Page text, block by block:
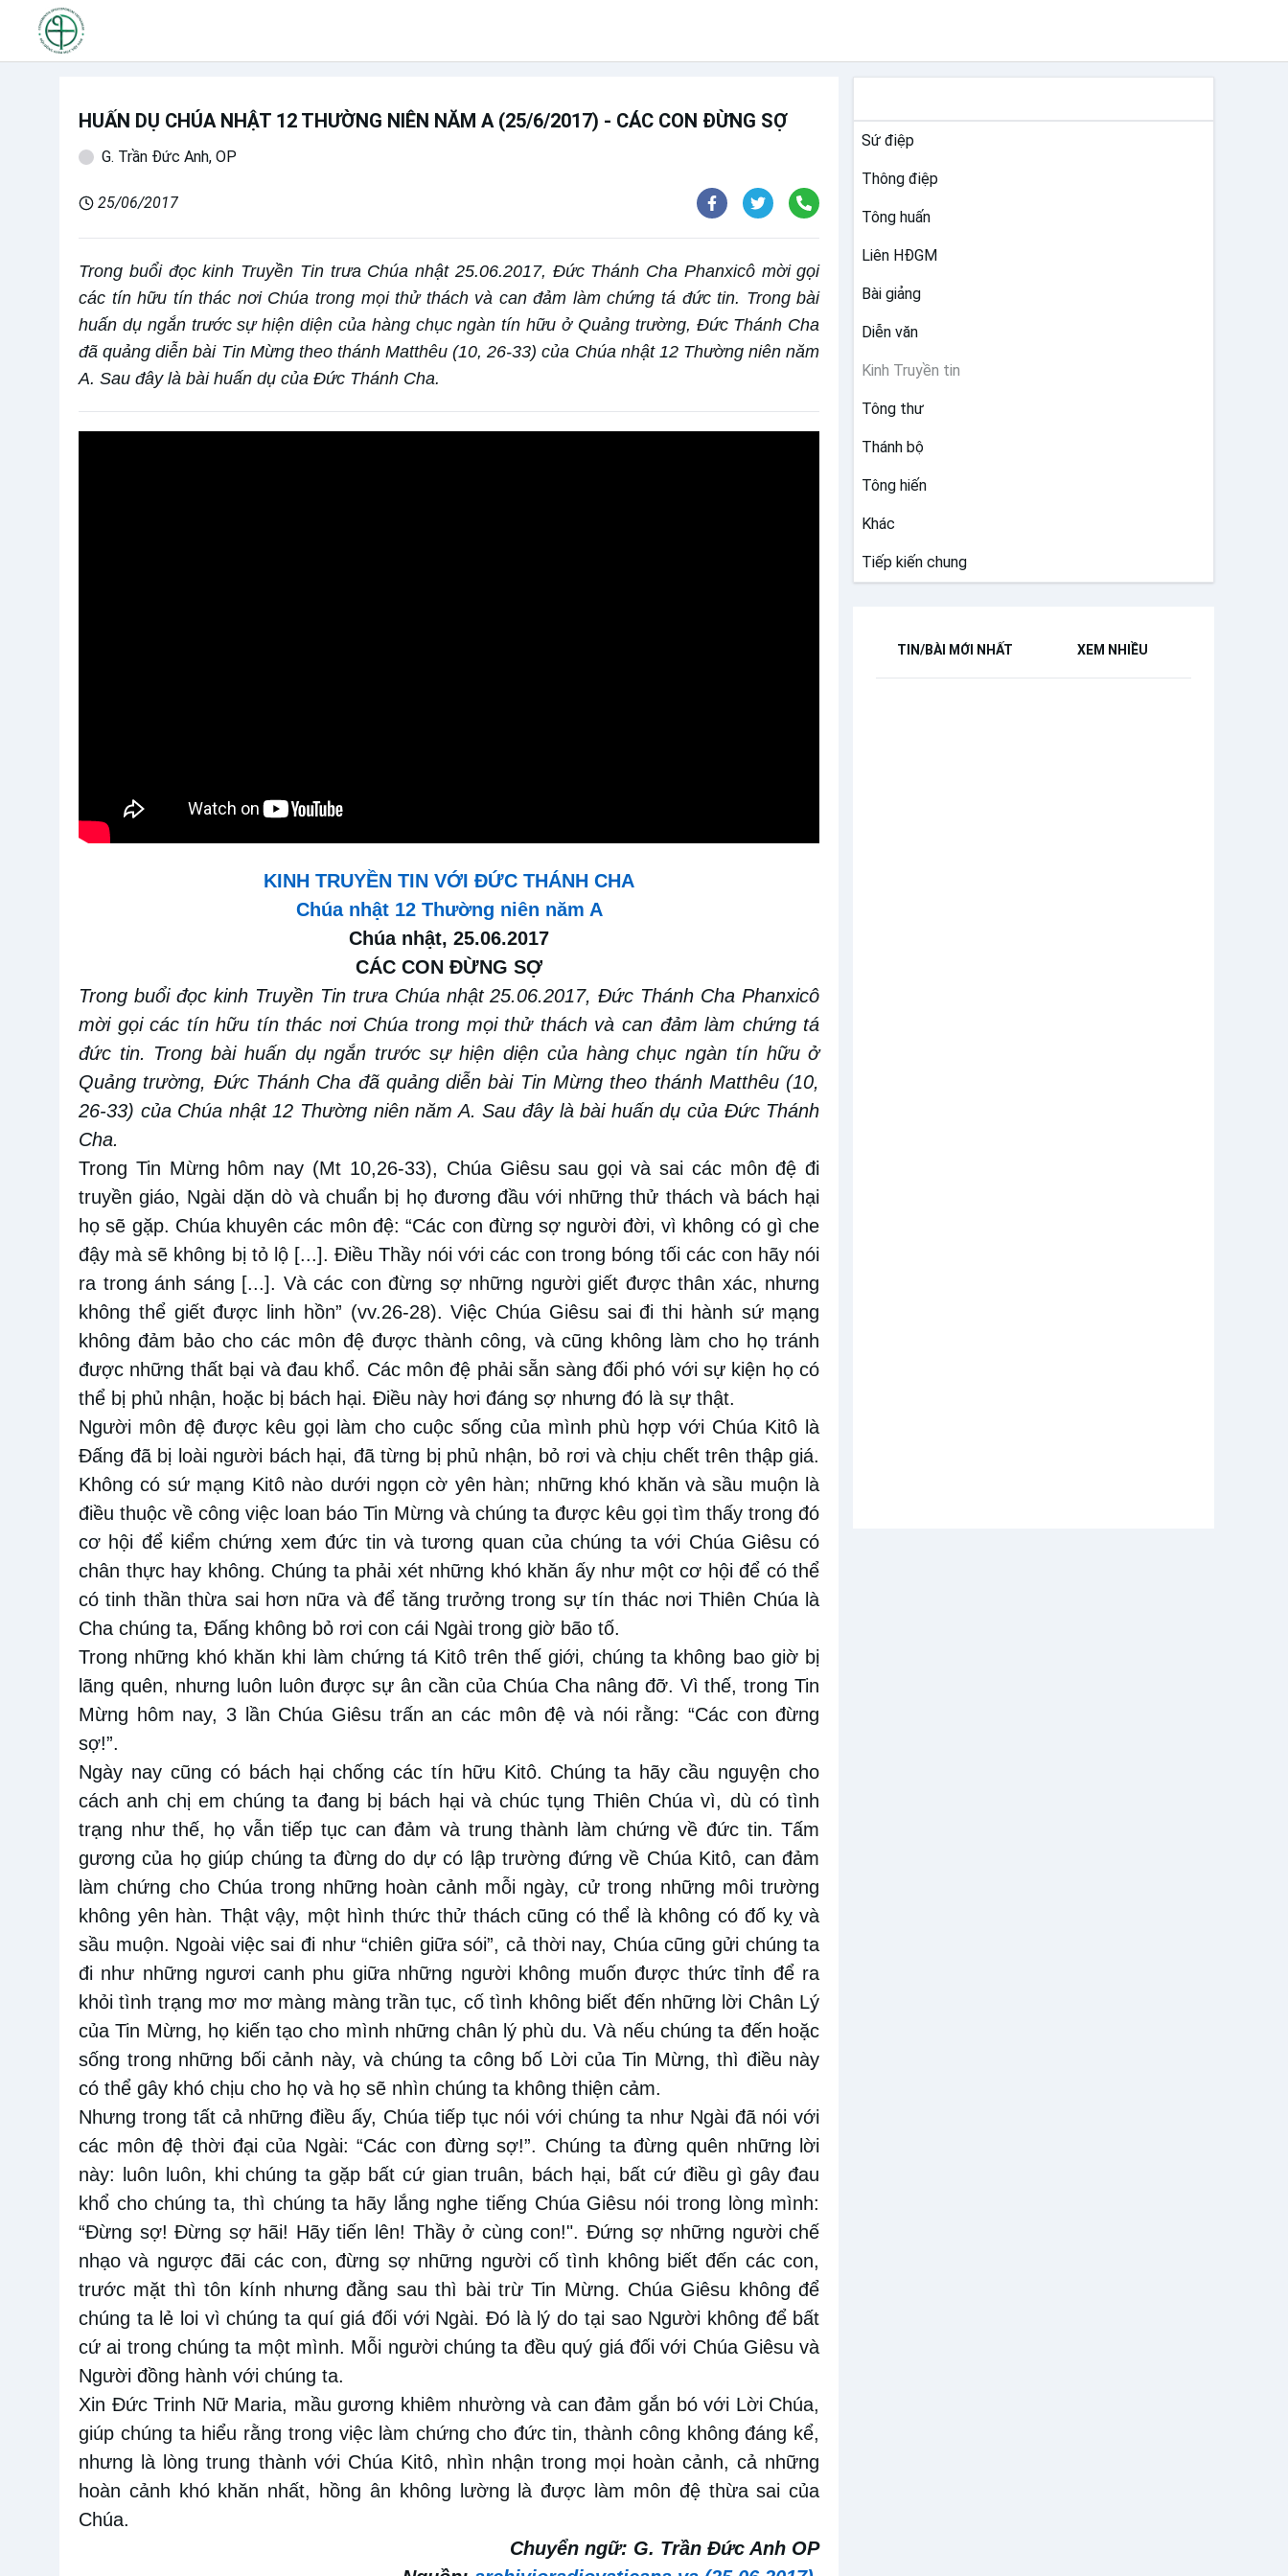
HUẤN DỤ CHÚA NHẬT 12 THƯỜNG NIÊN NĂM A (25/6/2017) - CÁC CON ĐỪNG SỢ
G. Trần Đức Anh, OP
25/06/2017
Trong buổi đọc kinh Truyền Tin trưa Chúa nhật 25.06.2017, Đức Thánh Cha Phanxicô mời gọi
các tín hữu tín thác nơi Chúa trong mọi thử thách và can đảm làm chứng tá đức tin. Trong bài
huấn dụ ngắn trước sự hiện diện của hàng chục ngàn tín hữu ở Quảng trường, Đức Thánh Cha
đã quảng diễn bài Tin Mừng theo thánh Matthêu (10, 26-33) của Chúa nhật 12 Thường niên năm
A. Sau đây là bài huấn dụ của Đức Thánh Cha.
KINH TRUYỀN TIN VỚI ĐỨC THÁNH CHA
Chúa nhật 12 Thường niên năm A
Chúa nhật,25.06.2017
CÁC CON ĐỪNG SỢ
Trong buổi đọc kinh Truyền Tin trưa Chúa nhật 25.06.2017, Đức Thánh Cha Phanxicô
mời gọi các tín hữu tín thác nơi Chúa trong mọi thử thách và can đảm làm chứng tá
đức tin. Trong bài huấn dụ ngắn trước sự hiện diện của hàng chục ngàn tín hữu ở
Quảng trường, Đức Thánh Cha đã quảng diễn bài Tin Mừng theo thánh Matthêu (10,
26-33) của Chúa nhật 12 Thường niên năm A. Sau đây là bài huấn dụ của Đức Thánh
Cha.
Trong Tin Mừng hôm nay (Mt 10,26-33), Chúa Giêsu sau gọi và sai các môn đệ đi
truyền giáo, Ngài dặn dò và chuẩn bị họ đương đầu với những thử thách và bách hại
họ sẽ gặp. Chúa khuyên các môn đệ: “Các con đừng sợ người đời, vì không có gì che
đậy mà sẽ không bị tỏ lộ [...]. Điều Thầy nói với các con trong bóng tối các con hãy nói
ra trong ánh sáng [...]. Và các con đừng sợ những người giết được thân xác, nhưng
không thể giết được linh hồn” (vv.26-28). Việc Chúa Giêsu sai đi thi hành sứ mạng
không đảm bảo cho các môn đệ được thành công, và cũng không làm cho họ tránh
được những thất bại và đau khổ. Các môn đệ phải sẵn sàng đối phó với sự kiện họ có
thể bị phủ nhận, hoặc bị bách hại. Điều này hơi đáng sợ nhưng đó là sự thật.
Người môn đệ được kêu gọi làm cho cuộc sống của mình phù hợp với Chúa Kitô là
Đấng đã bị loài người bách hại, đã từng bị phủ nhận, bỏ rơi và chịu chết trên thập giá.
Không có sứ mạng Kitô nào dưới ngọn cờ yên hàn; những khó khăn và sầu muộn là
điều thuộc về công việc loan báo Tin Mừng và chúng ta được kêu gọi tìm thấy trong đó
cơ hội để kiểm chứng xem đức tin và tương quan của chúng ta với Chúa Giêsu có
chân thực hay không. Chúng ta phải xét những khó khăn ấy như một cơ hội để có thể
có tinh thần thừa sai hơn nữa và để tăng trưởng trong sự tín thác nơi Thiên Chúa là
Cha chúng ta, Đấng không bỏ rơi con cái Ngài trong giờ bão tố.
Trong những khó khăn khi làm chứng tá Kitô trên thế giới, chúng ta không bao giờ bị
lãng quên, nhưng luôn luôn được sự ân cần của Chúa Cha nâng đỡ. Vì thế, trong Tin
Mừng hôm nay, 3 lần Chúa Giêsu trấn an các môn đệ và nói rằng: “Các con đừng
sợ!”.
Ngày nay cũng có bách hại chống các tín hữu Kitô. Chúng ta hãy cầu nguyện cho
cách anh chị em chúng ta đang bị bách hại và chúc tụng Thiên Chúa vì, dù có tình
trạng như thế, họ vẫn tiếp tục can đảm và trung thành làm chứng về đức tin. Tấm
gương của họ giúp chúng ta đừng do dự có lập trường đứng về Chúa Kitô, can đảm
làm chứng cho Chúa trong những hoàn cảnh mỗi ngày, cử trong những môi trường
không yên hàn. Thật vậy, một hình thức thử thách cũng có thể là không có đố kỵ và
sầu muộn. Ngoài việc sai đi như “chiên giữa sói”, cả thời nay, Chúa cũng gửi chúng ta
đi như những ngươi canh phu giữa những người không muốn được thức tỉnh để ra
khỏi tình trạng mơ mơ màng màng trần tục, cố tình không biết đến những lời Chân Lý
của Tin Mừng, họ kiến tạo cho mình những chân lý phù du. Và nếu chúng ta đến hoặc
sống trong những bối cảnh này, và chúng ta công bố Lời của Tin Mừng, thì điều này
có thể gây khó chịu cho họ và họ sẽ nhìn chúng ta không thiện cảm.
Nhưng trong tất cả những điều ấy, Chúa tiếp tục nói với chúng ta như Ngài đã nói với
các môn đệ thời đại của Ngài: “Các con đừng sợ!”. Chúng ta đừng quên những lời
này: luôn luôn, khi chúng ta gặp bất cứ gian truân, bách hại, bất cứ điều gì gây đau
khổ cho chúng ta, thì chúng ta hãy lắng nghe tiếng Chúa Giêsu nói trong lòng mình:
“Đừng sợ! Đừng sợ hãi! Hãy tiến lên! Thầy ở cùng con!". Đứng sợ những người chế
nhạo và ngược đãi các con, đừng sợ những người cố tình không biết đến các con,
trước mặt thì tôn kính nhưng đằng sau thì bài trừ Tin Mừng. Chúa Giêsu không để
chúng ta lẻ loi vì chúng ta quí giá đối với Ngài. Đó là lý do tại sao Người không để bất
cứ ai trong chúng ta một mình. Mỗi người chúng ta đều quý giá đối với Chúa Giêsu và
Người đồng hành với chúng ta.
Xin Đức Trinh Nữ Maria, mầu gương khiêm nhường và can đảm gắn bó với Lời Chúa,
giúp chúng ta hiểu rằng trong việc làm chứng cho đức tin, thành công không đáng kể,
nhưng là lòng trung thành với Chúa Kitô, nhìn nhận trong mọi hoàn cảnh, cả những
hoàn cảnh khó khăn nhất, hồng ân không lường là được làm môn đệ thừa sai của
Chúa.
Chuyển ngữ: G. Trần Đức Anh OP
Sứ điệp
Thông điệp
Tông huấn
Liên HĐGM
Bài giảng
Diễn văn
Kinh Truyền tin
Tông thư
Thánh bộ
Tông hiến
Khác
Tiếp kiến chung
TIN/BÀI MỚI NHẤT XEM NHIỀU